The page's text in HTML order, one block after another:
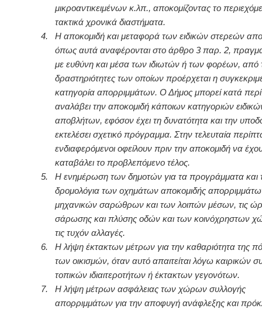
μικροαντικειμένων κ.λπ., αποκομίζοντας το
τακτικά χρονικά διαστήματα.
4.
Η αποκομιδή και μεταφορά των ειδικών στερεών
όπως αυτά αναφέρονται στο άρθρο 3 παρ. 2,
με ευθύνη και μέσα των ιδιωτών ή των φορέων, από
δραστηριότητες των οποίων προέρχεται η
κατηγορία απορριμμάτων. Ο Δήμος μπορεί κατά
αναλάβει την αποκομιδή κάποιων κατηγοριών
αποβλήτων, εφόσον έχει τη δυνατότητα και την
εκτελέσει σχετικό πρόγραμμα. Στην τελευταία
ενδιαφερόμενοι οφείλουν πριν την αποκομιδή να
καταβάλει το προβλεπόμενο τέλος.
5.
Η ενημέρωση των δημοτών για τα προγράμματα και
δρομολόγια των οχημάτων αποκομιδής
μηχανικών σαρώθρων και των λοιπών μέσων, τις
σάρωσης και πλύσης οδών και των κοινόχρηστων
τις τυχόν αλλαγές.
6.
Η λήψη έκτακτων μέτρων για την καθαριότητα της
των οικισμών, όταν αυτό απαιτείται λόγω καιρικών
τοπικών ιδιαιτεροτήτων ή έκτακτων γεγονότων.
7.
Η λήψη μέτρων ασφάλειας των χώρων συλλογής
απορριμμάτων για την αποφυγή ανάφλεξης και